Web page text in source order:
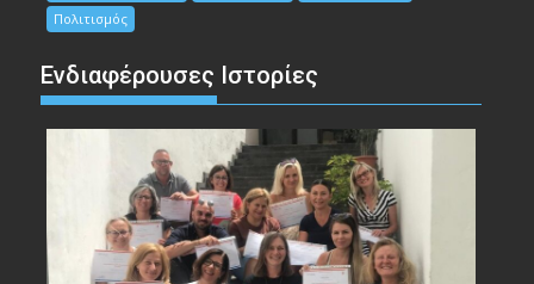
Πολιτισμός
Ενδιαφέρουσες Ιστορίες